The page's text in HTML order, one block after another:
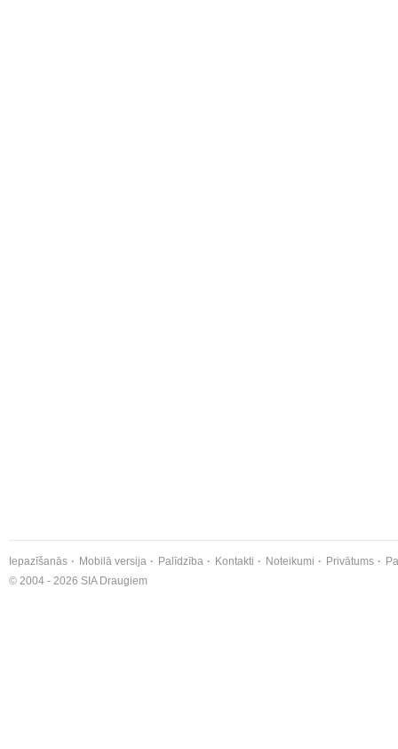
Iepazīšanās Mobilā versija Palīdzība Kontakti Noteikumi Privātums
© 2004 - 2026 SIA Draugiem